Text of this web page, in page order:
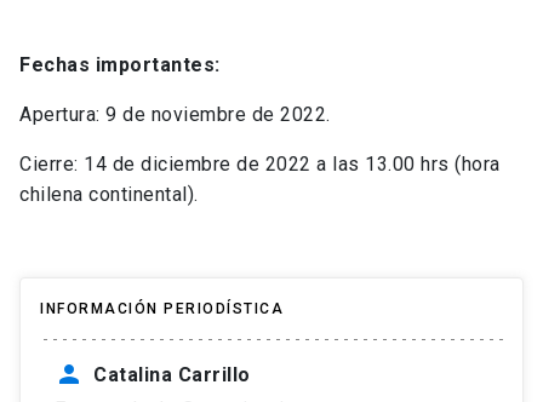
Fechas importantes:
Apertura: 9 de noviembre de 2022.
Cierre: 14 de diciembre de 2022 a las 13.00 hrs (hora
chilena continental).
INFORMACIÓN PERIODÍSTICA
person
Catalina Carrillo